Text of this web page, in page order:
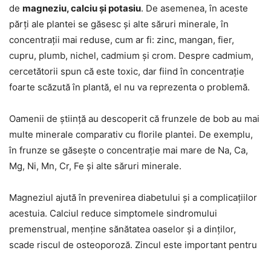
de magneziu, calciu și potasiu. De asemenea, în aceste
părți ale plantei se găsesc și alte săruri minerale, în
concentrații mai reduse, cum ar fi: zinc, mangan, fier,
cupru, plumb, nichel, cadmium și crom. Despre cadmium,
cercetătorii spun că este toxic, dar fiind în concentrație
foarte scăzută în plantă, el nu va reprezenta o problemă.
Oamenii de știință au descoperit că frunzele de bob au mai
multe minerale comparativ cu florile plantei. De exemplu,
în frunze se găsește o concentrație mai mare de Na, Ca,
Mg, Ni, Mn, Cr, Fe și alte săruri minerale.
Magneziul ajută în prevenirea diabetului și a complicațiilor
acestuia. Calciul reduce simptomele sindromului
premenstrual, menține sănătatea oaselor și a dinților,
scade riscul de osteoporoză. Zincul este important pentru